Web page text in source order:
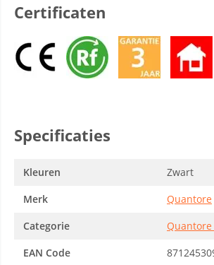
Certificaten
Specificaties
Kleuren
Zwart
Merk
Quantore
Categorie
EAN Code